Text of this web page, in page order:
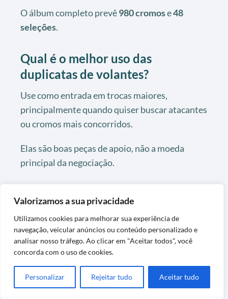
Valorizamos a sua privacidade
Utilizamos cookies para melhorar sua experiência de
navegação, veicular anúncios ou conteúdo personalizado e
analisar nosso tráfego. Ao clicar em "Aceitar todos", você
concorda com o uso de cookies.
Personalizar Rejeitar tudo Aceitar tudo
O álbum completo prevê980 cromose48
seleções.
Qual é o melhor uso das
duplicatas de volantes?
Use como entrada em trocas maiores,
principalmente quando quiser buscar atacantes
ou cromos mais concorridos.
Elas são boas peças de apoio, não a moeda
principal da negociação.
Mundo 2026 tem
figurinha do Vinícius
Júnior?
Haaland, De Bruyne ou
outros europeus tops?
PAGINA HOME
Tem
de
Haaland,
De
As
do grupo
C
completo